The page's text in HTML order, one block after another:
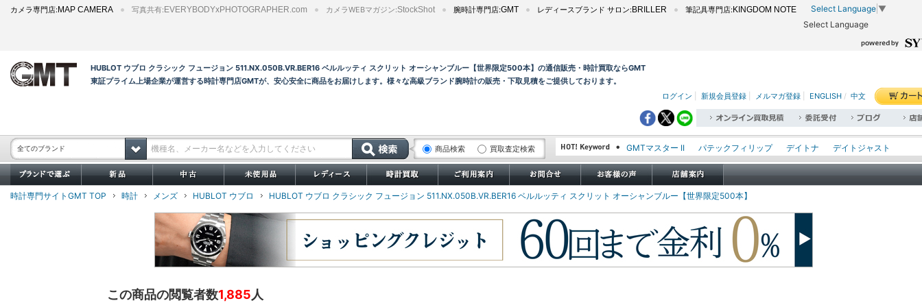
カメラ専門店:MAP CAMERA 写真共有: EVERYBODYxPHOTOGRAPHER.com カメラWEBマガジン:StockShot 腕時計専門店:GMT レディースブランド サロン:BRILLER 筆記具専門店:KINGDOM NOTE Select Language ▼
Select Language
HUBLOT ウブロ クラシック フュージョン 511.NX.050B.VR.BER16 ベルルッティ スクリット オーシャンブルー【世界限定500本】の通信販売・時計買取ならGMT
東証プライム上場企業が運営する時計専門店GMTが、安心安全に商品をお届けします。様々な高級ブランド腕時計の販売・下取見積をご提供しております。
ログイン
新規会員登録 メルマガ登録 ENGLISH / 中文
全てのブランド 商品検索 買取査定検索 GMTマスター II パテックフィリップ デイトナ
デイトジャスト
エクスプローラー I
オイスターパーペチュアル
シードゥエラー
時計専門サイトGMT TOP
時計 メンズ HUBLOT ウブロ HUBLOT ウブロ クラシック フュージョン 511.NX.050B.VR.BER16 ベルルッティ スクリット オーシャンブルー【世界限定500本】
この商品の閲覧者数1,885人